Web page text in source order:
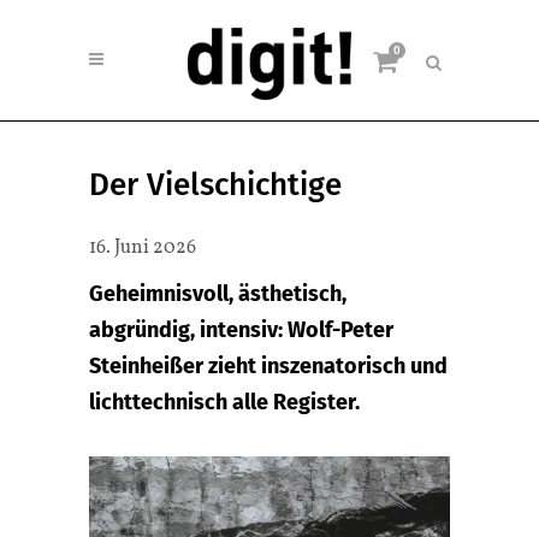
0
Der Vielschichtige
16. Juni 2026
Geheimnisvoll, ästhetisch,
abgründig, intensiv: Wolf-Peter
Steinheißer zieht inszenatorisch und
lichttechnisch alle Register.